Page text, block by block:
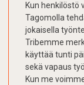
Kun henkilöstö
Tagomolla
jokaisella
Tribemme
käyttää tunti
sekä vapaus
Kun me